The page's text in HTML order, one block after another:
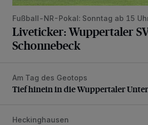
Fußball-NR-Pokal: Sonntag ab 15
Liveticker: Wuppertaler SV
Schonnebeck
Tief hinein in die Wuppertaler
Am Tag des Geotops
Tief hinein in die Wuppertaler
Feuerwehr befreit Kind aus
Heckinghausen